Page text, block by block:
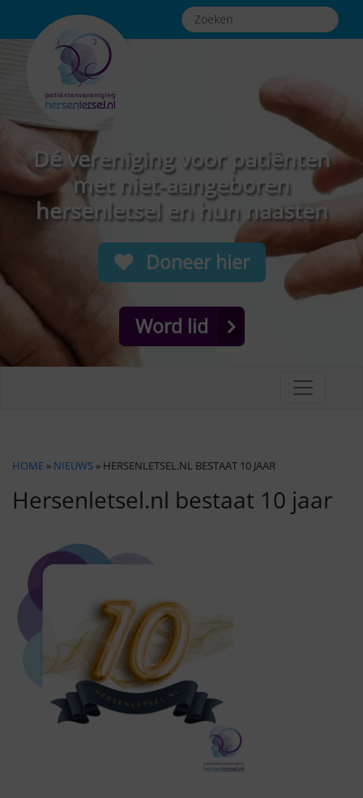
Dé vereniging voor patiënten
met niet-aangeboren
hersenletsel en hun naasten
Doneer hier
Word lid
HOME » NIEUWS » HERSENLETSEL.NL BESTAAT 10 JAAR
Hersenletsel.nl bestaat 10 jaar